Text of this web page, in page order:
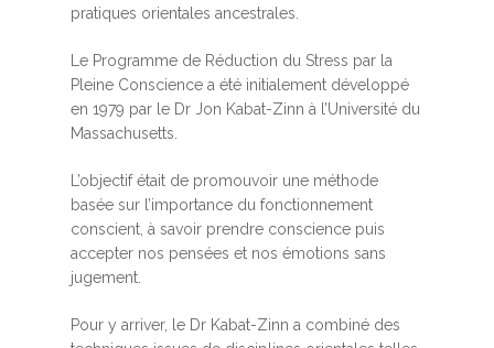
pratiques orientales ancestrales.
Le Programme de Réduction du Stress par la
Pleine Conscience a été initialement développé
en 1979 par le Dr Jon Kabat-Zinn à l’Université du
Massachusetts.
L’objectif était de promouvoir une méthode
basée sur l’importance du fonctionnement
conscient, à savoir prendre conscience puis
accepter nos pensées et nos émotions sans
jugement.
Pour y arriver, le Dr Kabat-Zinn a combiné des